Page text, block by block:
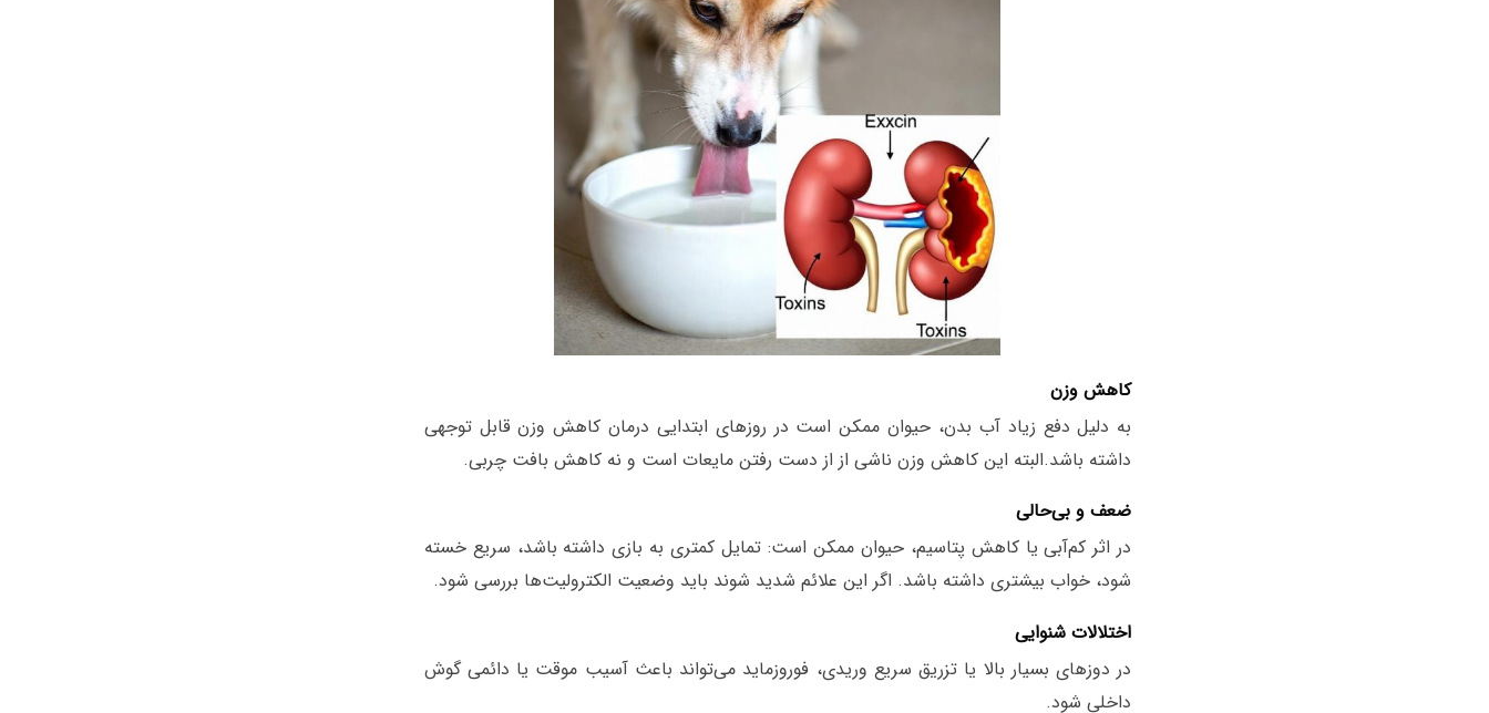
کاهش وزن
به دلیل دفع زیاد آب بدن، حیوان ممکن است در روزهای ابتدایی درمان کاهش وزن قابل توجهی
داشته باشد.البته این کاهش وزن ناشی از از دست رفتن مایعات است و نه کاهش بافت چربی.
ضعف و بی‌حالی
در اثر کم‌آبی یا کاهش پتاسیم، حیوان ممکن است: تمایل کمتری به بازی داشته باشد، سریع خسته
شود، خواب بیشتری داشته باشد. اگر این علائم شدید شوند باید وضعیت الکترولیت‌ها بررسی شود.
اختلالات شنوایی
در دوزهای بسیار بالا یا تزریق سریع وریدی، فوروزماید می‌تواند باعث آسیب موقت یا دائمی گوش
داخلی شود.